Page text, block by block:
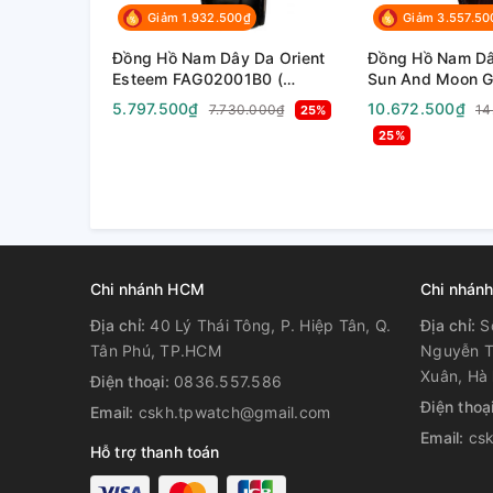
Loại dây Dây Da
Loại vỏ Thép
Thanh lịch
Loại đáy Đáy vặn
Giảm 1.932.500₫
Đồng Hồ Nam Dây Da Orient
Esteem FAG02001B0 (
SAG02001B0 ) ( TAG02001B0
) - Size 41mm
5.797.500₫ 7.730.000₫ 25%
Giảm
Đồng Hồ Nam
Sun And Moon
AK0007S10B (
AK0007S30B )
AK0007S00C ) (
10.672.500₫
25%
Chi nhánh HCM
Địa chỉ: 40 Lý Thái Tông, P. Hiệp Tân, Q.
Tân Phú, TP.HCM
Điện thoại: 0836.557.586
Email: cskh.tpwatch@gmail.com
Hỗ trợ thanh toán
Chi
Địa chỉ:
Nguyễn
Xuân, Hà
Điện
Email: